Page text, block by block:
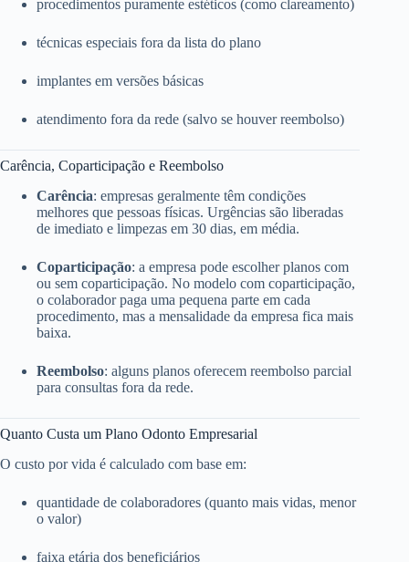
procedimentos puramente estéticos (como clareamento)
técnicas especiais fora da lista do plano
implantes em versões básicas
atendimento fora da rede (salvo se houver reembolso)
Carência, Coparticipação e Reembolso
Carência: empresas geralmente têm condições
melhores que pessoas físicas. Urgências são liberadas
de imediato e limpezas em 30 dias, em média.
Coparticipação: a empresa pode escolher planos com
ou sem coparticipação. No modelo com coparticipação,
o colaborador paga uma pequena parte em cada
procedimento, mas a mensalidade da empresa fica mais
baixa.
Reembolso: alguns planos oferecem reembolso parcial
para consultas fora da rede.
Quanto Custa um Plano Odonto Empresarial
O custo por vida é calculado com base em:
quantidade de colaboradores (quanto mais vidas, menor
o valor)
faixa etária dos beneficiários